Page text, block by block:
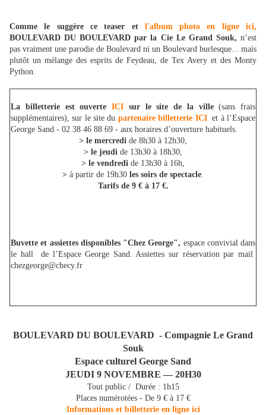
Comme le suggère ce teaser et l'album photo en ligne ici,
BOULEVARD DU BOULEVARD par la Cie Le Grand Souk, n’est
pas vraiment une parodie de Boulevard ni un Boulevard burlesque... mais
plutôt un mélange des esprits de Feydeau, de Tex Avery et des Monty
Python.
La billetterie est ouverte ICI sur le site de la ville(sans frais
supplémentaires), sur le site du partenaire billetterie ICIet à l’Espace
George Sand - 02 38 46 88 69 - aux horaires d’ouverture habituels.
> le mercredi de 8h30 à 12h30,
> le jeudi de 13h30 à 18h30,
> le vendredi de 13h30 à 16h,
> à partir de 19h30 les soirs de spectacle.
Tarifs de 9 € à 17 €.
Buvette et assiettes disponibles "Chez George", espace convivial dans
le hall de l’Espace George Sand. Assiettes sur réservation par mail
chezgeorge@checy.fr
BOULEVARD DU BOULEVARD - Compagnie Le Grand
Souk
Espace culturel George Sand
JEUDI 9 NOVEMBRE — 20H30
Tout public / Durée : 1h15
Places numérotées - De 9 € à 17 €
Informations et billetterie en ligne ici